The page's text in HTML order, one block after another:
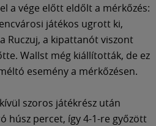
a vége előtt eldőlt a mérkőzés:
játékos ugrott ki,
Ruczuj, a kipattanót viszont
Wallst még kiállították, de ez
esemény a mérkőzésen.
szoros játékrész után
húsz percet, így 4-1-re győzött